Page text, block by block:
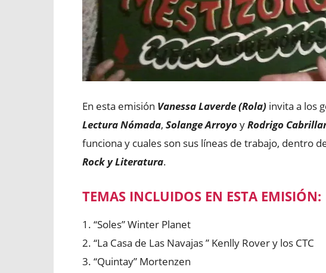
En esta emisión Vanessa Laverde (Rola) invita a los
Lectura Nómada, Solange ArroyoyRodrigo
funciona y cuales son sus líneas de trabajo, dentro
Rock y Literatura.
TEMAS INCLUIDOS EN ESTA EMISIÓN:
1. “Soles” Winter Planet
2. “La Casa de Las Navajas ” Kenlly Rover y los CTC
3. “Quintay” Mortenzen